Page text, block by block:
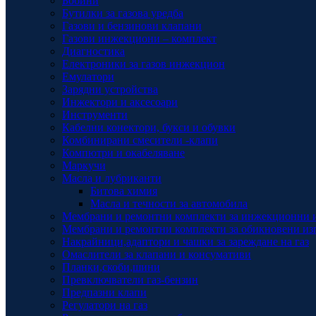
Бутилки за газова уредба
Газови и бензинови клапани
Газови инжекциони – комплект
Диагностика
Електроники за газов инжекцион
Емулатори
Зарядни устройства
Инжектори и аксесоари
Инструменти
Кабелни конектори, букси и обувки
Комбинирани смесители -клапи
Компютри и окабеляване
Маркучи
Масла и лубриканти
Битова химия
Масла и течности за автомобила
Мембрани и ремонтни комплекти за инжекционни
Мембрани и ремонтни комплекти за обикновени
Накрайници,адаптори и чашки за зареждане на газ
Омаслители за клапани и консумативи
Планки,скоби,шини
Превключватели газ-бензин
Предпазни клапи
Регулатори на газ